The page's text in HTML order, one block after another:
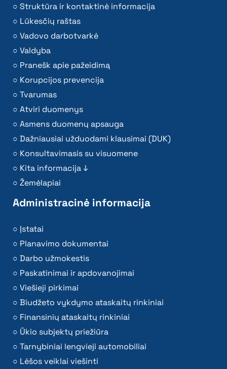
Struktūra ir kontaktinė informacija
Lūkesčių raštas
Vadovo darbotvarkė
Valdyba
Pranešk apie pažeidimą
Korupcijos prevencija
Tvarumas
Atviri duomenys
Asmens duomenų apsauga
Dažniausiai užduodami klausimai (DUK)
Konsultavimasis su visuomene
Kita informacija ↓
Žemėlapiai
Administracinė informacija
Įstatai
Planavimo dokumentai
Darbo užmokestis
Paskatinimai ir apdovanojimai
Viešieji pirkimai
Biudžeto vykdymo ataskaitų rinkiniai
Finansinių ataskaitų rinkiniai
Ūkio subjektų priežiūra
Tarnybiniai lengvieji automobiliai
Lėšos veiklai viešinti